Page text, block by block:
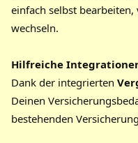
einfach selbst
wechseln.
Hilfreiche
Dank der integrierten
Deinen
bestehenden